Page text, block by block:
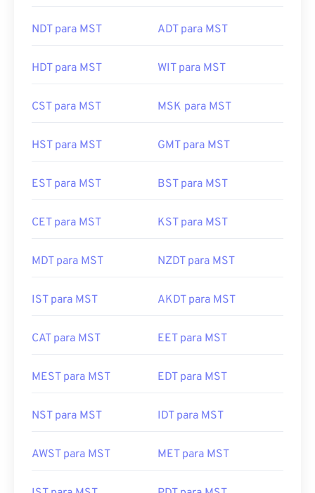
NDT para MST ADT para MST
HDT para MST WIT para MST
CST para MST MSK para MST
HST para MST GMT para MST
EST para MST BST para MST
CET para MST KST para MST
MDT para MST NZDT para MST
IST para MST AKDT para MST
CAT para MST EET para MST
MEST para MST EDT para MST
NST para MST IDT para MST
AWST para MST MET para MST